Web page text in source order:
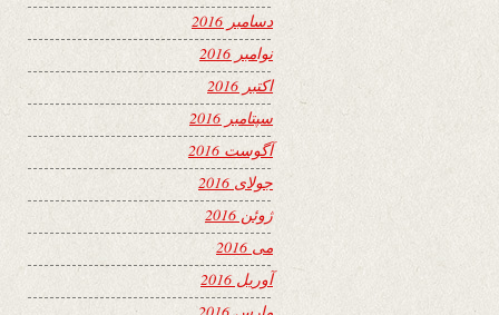
دسامبر 2016
نوامبر 2016
اکتبر 2016
سپتامبر 2016
آگوست 2016
جولای 2016
ژوئن 2016
می 2016
آوریل 2016